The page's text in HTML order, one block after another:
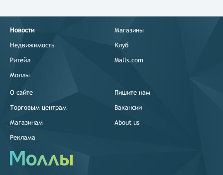
Новости
Недвижимость
Ритейл
Моллы
Магазины
Клуб
Malls.com
О сайте
Торговым центрам
Магазинам
Реклама
Пишите нам
Вакансии
About us